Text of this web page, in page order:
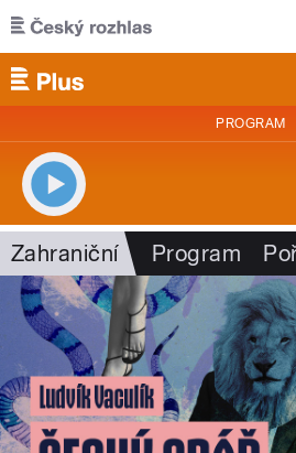
Přejít k hlavnímu obsahu
PROGRAM
Zahraniční Program